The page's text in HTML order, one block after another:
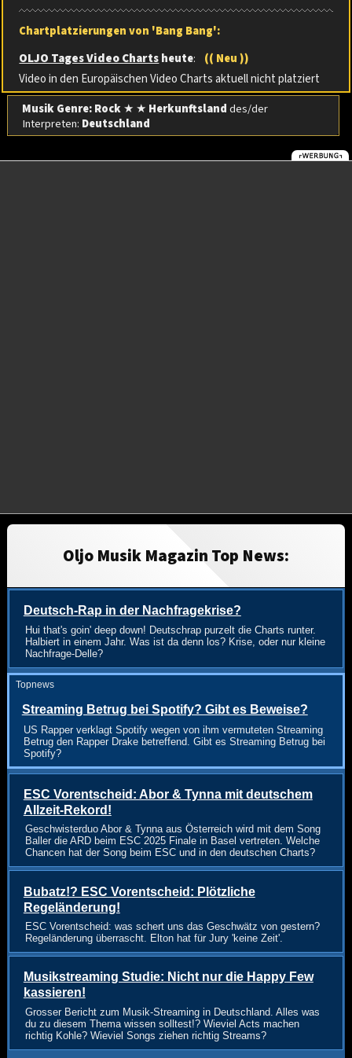
Chartplatzierungen von 'Bang Bang':
OLJO Tages Video Chartsheute:
(( Neu ))
Video in den Europäischen Video Charts aktuell nicht platziert
Musik Genre: Rock★ ★ Herkunftslanddes/der
Interpreten: Deutschland
Oljo Musik Magazin Top News:
Deutsch-Rap in der Nachfragekrise?
Hui that's goin' deep down! Deutschrap purzelt die Charts runter.
Halbiert in einem Jahr. Was ist da denn los? Krise, oder nur kleine
Nachfrage-Delle?
Topnews
Streaming Betrug bei Spotify? Gibt es Beweise?
US Rapper verklagt Spotify wegen von ihm vermuteten Streaming
Betrug den Rapper Drake betreffend. Gibt es Streaming Betrug bei
Spotify?
ESC Vorentscheid: Abor & Tynna mit deutschem
Allzeit-Rekord!
Geschwisterduo Abor & Tynna aus Österreich wird mit dem Song
Baller die ARD beim ESC 2025 Finale in Basel vertreten. Welche
Chancen hat der Song beim ESC und in den deutschen Charts?
Bubatz!? ESC Vorentscheid: Plötzliche
Regeländerung!
ESC Vorentscheid: was schert uns das Geschwätz von gestern?
Regeländerung überrascht. Elton hat für Jury 'keine Zeit'.
Musikstreaming Studie: Nicht nur die Happy Few
kassieren!
Grosser Bericht zum Musik-Streaming in Deutschland. Alles was
du zu diesem Thema wissen solltest!? Wieviel Acts machen
richtig Kohle? Wieviel Songs ziehen richtig Streams?